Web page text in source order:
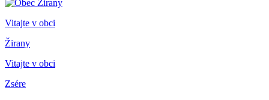
Vitajte v obci
Žirany
Vitajte v obci
Zsére